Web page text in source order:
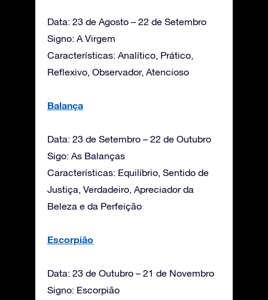
Data: 23 de Agosto – 22 de Setembro
Signo: A Virgem
Características: Analítico, Prático,
Reflexivo, Observador, Atencioso
Balança
Data: 23 de Setembro – 22 de Outubro
Sigo: As Balanças
Características: Equilíbrio, Sentido de
Justiça, Verdadeiro, Apreciador da
Beleza e da Perfeição
Escorpião
Data: 23 de Outubro – 21 de Novembro
Signo: Escorpião